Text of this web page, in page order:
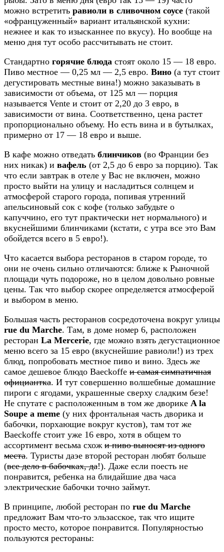
можно встретить равиоли в сливочном соусе (такой
«офранцуженный» вариант итальянской кухни:
нежнее и как то изысканнее по вкусу). Но вообще на
меню дня тут особо рассчитывать не стоит.
Стандартно горячие блюда стоят около 15 — 18 евро.
Пиво местное — 0,25 мл — 2,5 евро. Вино (а тут стоит
дегустировать местные вина!) можно заказывать в
зависимости от объема, от 125 мл — порция
называется Vente и стоит от 2,20 до 3 евро, в
зависимости от вина. Соответственно, цена растет
пропорционально объему. Но есть вина и в бутылках,
примерно от 17 — 18 евро и выше.
В кафе можно отведать блинчиков (во Франции без
них никак) и вафель (от 2,5 до 6 евро за порцию). Так
что если завтрак в отеле у Вас не включен, можно
просто выйти на улицу и насладиться солнцем и
атмосферой старого города, попивая утренний
апельсиновый сок с кофе (только забудьте о
капуччино, его тут практически нет нормального) и
вкуснейшими блинчиками (кстати, с утра все это Вам
обойдется всего в 5 евро!).
Что касается выбора ресторанов в старом городе, то
они не очень сильно отличаются: ближе к Рыночной
площади чуть подороже, но в целом довольно ровные
цены. Так что выбор скорее определяется атмосферой
и выбором в меню.
Большая часть ресторанов сосредоточена вокруг улицы
rue du Marche. Там, в доме номер 6, расположен
ресторан La Mercerie, где можно взять дегустационное
меню всего за 15 евро (вкуснейшие равиоли!) из трех
блюд, попробовать местное пиво и вино. Здесь же
самое дешевое блюдо Baeckoffe и самая симпатичная
официантка. И тут совершенно волшебные домашние
пироги с ягодами, украшенные сверху сладким безе!
Не спутате с расположенным в том же дворике A la
Soupe a meme (у них фронтальная часть дворика и
бабочки, порхающие вокруг кустов), там тот же
Baeckoffe стоит уже 16 евро, хотя в общем то
ассортимент весьма схож и пиво выносят из одного
места. Туристы даэе второй ресторан любят больше
(все дело в бабочках, да!). Даже если поесть не
понравится, ребенка на блидайшие два часа
электрические бабочки точно займут.
В принципе, любой ресторан по rue du Marche
предложит Вам что-то эльзасское, так что ищите
просто место, которое понравится. Популярностью
пользуются рестораны: